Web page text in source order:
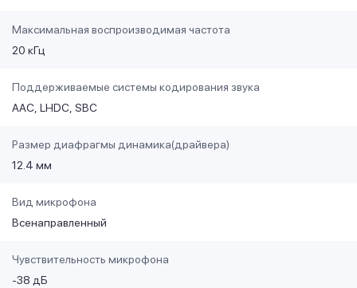
Максимальная воспроизводимая частота
20 кГц
Поддерживаемые системы кодирования звука
AAC LHDC SBC
Размер диафрагмы динамика(драйвера)
12.4 мм
Вид микрофона
Всенаправленный
Чувствительность микрофона
-38 дБ